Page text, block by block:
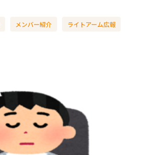
メンバー紹介 ライトアーム広報